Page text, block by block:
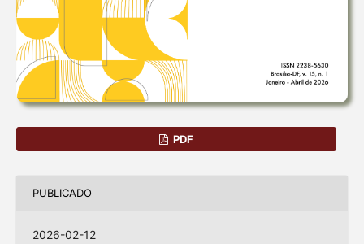
PDF
PUBLICADO
2026-02-12